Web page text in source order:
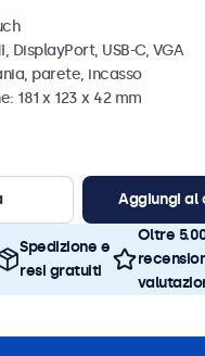
DisplayPort, USB-C, VGA
parete, incasso
181 x 123 x 42 mm
Aggiungi al
Spedizione e
resi gratuiti
Oltre